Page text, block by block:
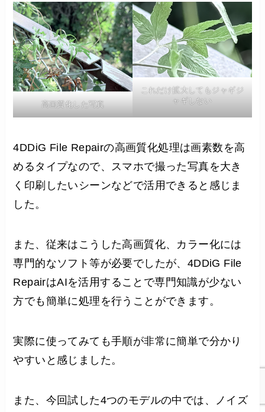
高画質化した写真
これだけ拡大してもジャギジ
ャギしない
4DDiG File Repairの高画質化処理は画素数を高
めるタイプなので、スマホで撮った写真を大き
く印刷したいシーンなどで活用できると感じま
した。
また、従来はこうした高画質化、カラー化には
専門的なソフト等が必要でしたが、4DDiG File
RepairはAIを活用することで専門知識が少ない
方でも簡単に処理を行うことができます。
実際に使ってみても手順が非常に簡単で分かり
やすいと感じました。
また、今回試した4つのモデルの中では、ノイズ